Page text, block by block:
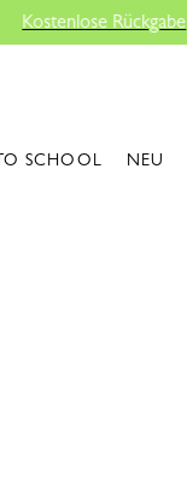
SCHOOL NEU